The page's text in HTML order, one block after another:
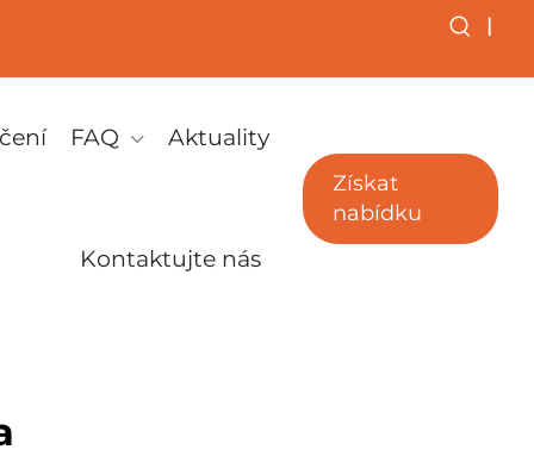
|
FAQ Aktuality
Kontaktujte nás
Získat
nabídku